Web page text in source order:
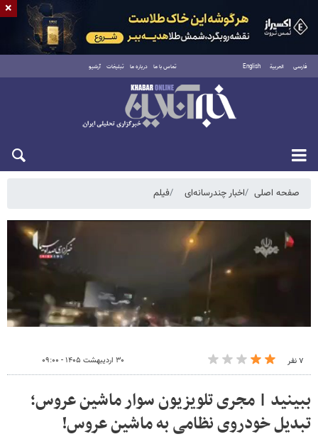
فارسی العربية English تماس با ما درباره ما تبلیغات آرشیو
شنبه ۱۷ مرداد ۱۴۰۵
صفحه اصلی اخبار چندرسانه‌ای فیلم
۷ نفر ۳۰ اردیبهشت ۱۴۰۵ - ۰۹:۰۰
ببینید | مجری تلویزیون سوار ماشین عروس؛
تبدیل خودروی نظامی به ماشین عروس!
×